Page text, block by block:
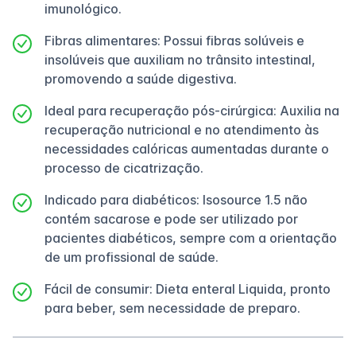
imunológico.
Fibras alimentares: Possui fibras solúveis e
insolúveis que auxiliam no trânsito intestinal,
promovendo a saúde digestiva.
Ideal para recuperação pós-cirúrgica: Auxilia na
recuperação nutricional e no atendimento às
necessidades calóricas aumentadas durante o
processo de cicatrização.
Indicado para diabéticos: Isosource 1.5 não
contém sacarose e pode ser utilizado por
pacientes diabéticos, sempre com a orientação
de um profissional de saúde.
Fácil de consumir: Dieta enteral Liquida, pronto
para beber, sem necessidade de preparo.